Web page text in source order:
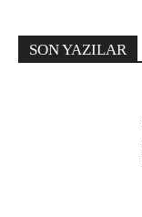
SON YAZILAR